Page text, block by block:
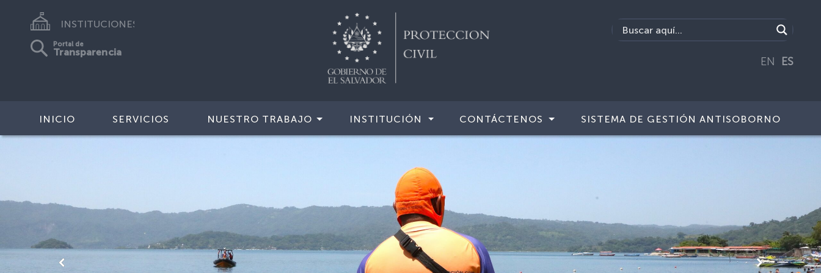
INSTITUCIONES
Portal de
Transparencia
EN ES
INICIO SERVICIOS NUESTRO TRABAJO INSTITUCIÓN CONTÁCTENOS SISTEMA DE GESTIÓN ANTISOBORNO
Anterior Siguiente